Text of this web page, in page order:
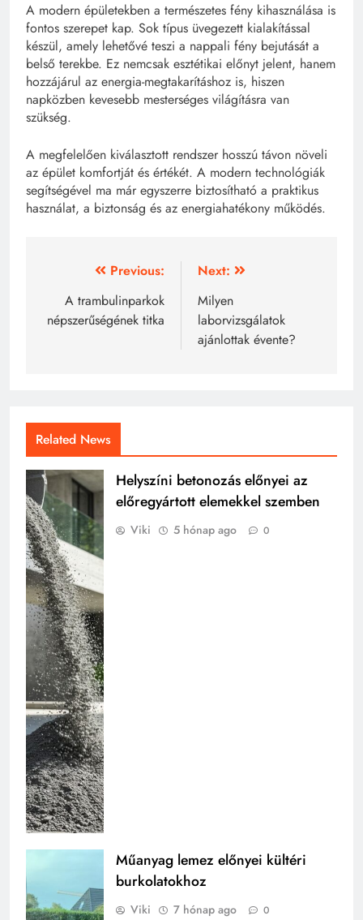
A modern épületekben a természetes fény kihasználása is
fontos szerepet kap. Sok típus üvegezett kialakítással
készül, amely lehetővé teszi a nappali fény bejutását a
belső terekbe. Ez nemcsak esztétikai előnyt jelent, hanem
hozzájárul az energia-megtakarításhoz is, hiszen
napközben kevesebb mesterséges világításra van
szükség.
A megfelelően kiválasztott rendszer hosszú távon növeli
az épület komfortját és értékét. A modern technológiák
segítségével ma már egyszerre biztosítható a praktikus
használat, a biztonság és az energiahatékony működés.
Bejegyzés
navigáció
Previous:
A trambulinparkok
népszerűségének titka
Next:
Milyen
laborvizsgálatok
ajánlottak évente?
Related News
Helyszíni betonozás előnyei az
előregyártott elemekkel szemben
Viki 5 hónap ago 0
Műanyag lemez előnyei kültéri
burkolatokhoz
Viki 7 hónap ago 0